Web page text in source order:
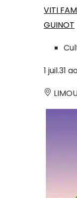
VITI
GUINOT
1 juil.31